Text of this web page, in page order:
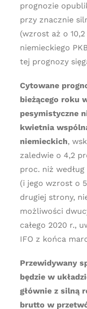
prognozie
przy znacznie
(wzrost aż o
niemieckiego
tej prognozy
Cytowane
bieżącego roku
pesymistyczne
kwietnia
niemieckich,
zaledwie o 4,2
proc. niż
(i jego wzrost o
drugiej strony,
możliwości
całego 2020 r.,
IFO z końca
Przewidywany
będzie w
głównie z silną
brutto w